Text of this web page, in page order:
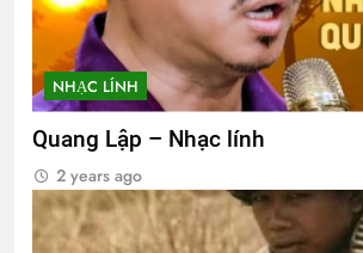
NHẠC LÍNH
Quang Lập – Nhạc lính
2 years ago